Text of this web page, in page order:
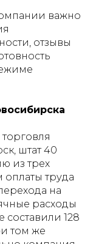
важно
отзывы
штат 40
из трех
труда
на
расходы
составили 128
том же